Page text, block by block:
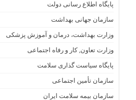
پایگاه اطلاع رسانی دولت
سازمان جهانی بهداشت
وزارت بهداشت، درمان و آموزش پزشکی
وزارت تعاون, کار و رفاه اجتماعی
پایگاه سیاست گذاری سلامت
سازمان تأمین اجتماعی
سازمان بیمه سلامت ایران